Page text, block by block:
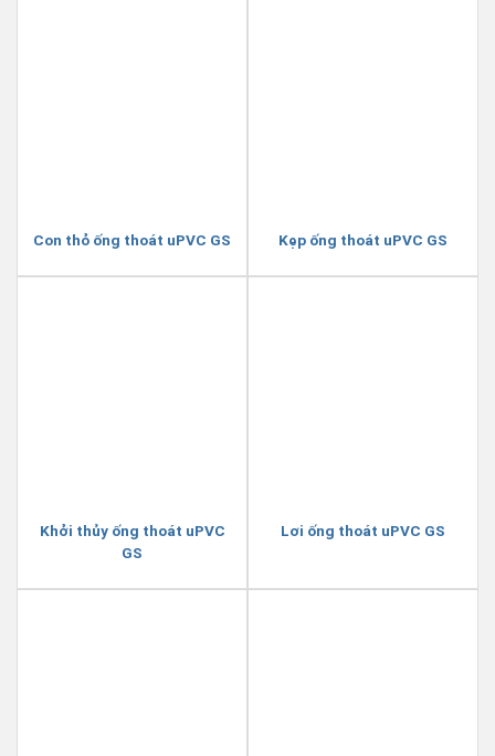
Con thỏ ống thoát uPVC GS Kẹp ống thoát uPVC GS
Khởi thủy ống thoát uPVC
GS
Lơi ống thoát uPVC GS